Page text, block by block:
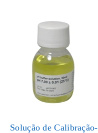
Solução de Calibração-